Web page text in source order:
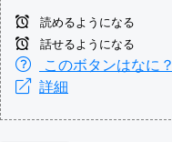
読めるようになる
話せるようになる
このボタンはなに？
詳細